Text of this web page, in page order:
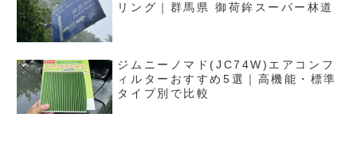
リング｜群馬県 御荷鉾スーパー林道
ジムニーノマド(JC74W)エアコンフ
ィルターおすすめ5選｜高機能・標準
タイプ別で比較